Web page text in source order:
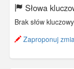
Słowa
Brak słów
Zaproponuj